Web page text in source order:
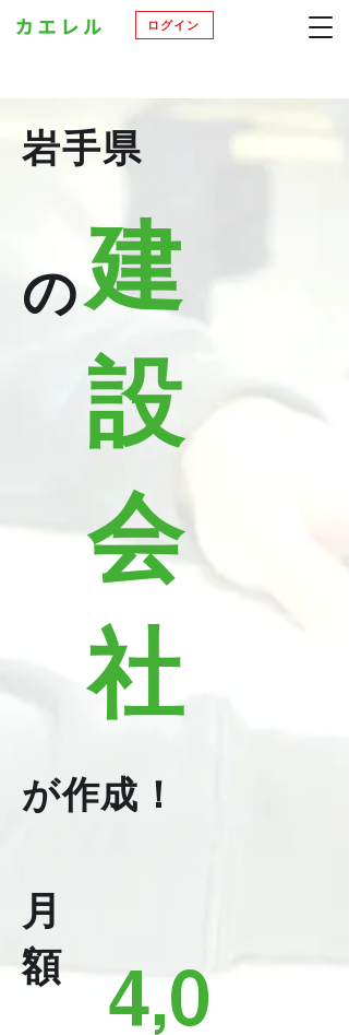
ログイン
岩手県
の 建
設
会
社
が作成！
月
額
4,0